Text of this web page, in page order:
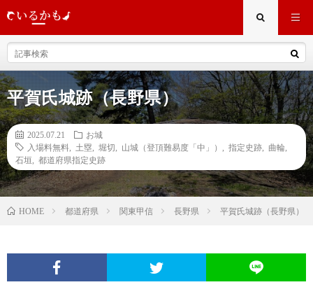
平賀氏城跡（長野県）
2025.07.21
お城
入場料無料
土塁 堀切 山城（登頂難易度「中」） 指定史跡 曲輪
石垣
都道府県指定史跡
HOME 都道府県 関東甲信 長野県 平賀氏城跡（長野県）